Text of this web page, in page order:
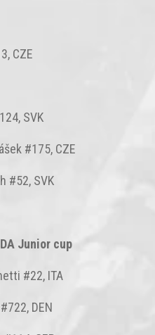
CZE
SVK
#175, CZE
#52, SVK
Junior cup
#22, ITA
DEN